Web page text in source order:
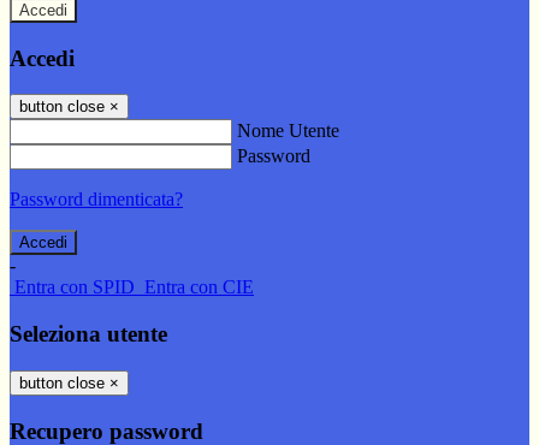
Accedi
Accedi
button close ×
Nome Utente
Password
Password dimenticata?
-
Entra con SPID Entra con CIE
Seleziona utente
button close ×
Recupero password